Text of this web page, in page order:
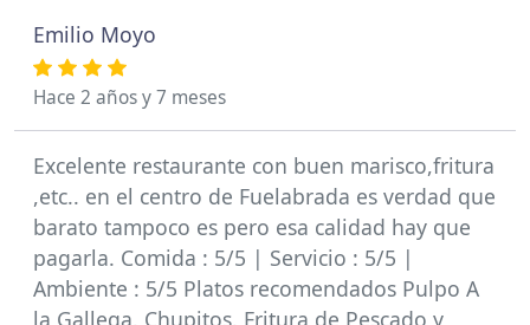
Emilio Moyo
Hace 2 años y 7 meses
Excelente restaurante con buen marisco,fritura
,etc.. en el centro de Fuelabrada es verdad que
barato tampoco es pero esa calidad hay que
pagarla. Comida : 5/5 | Servicio : 5/5 |
Ambiente : 5/5 Platos recomendados Pulpo A
la Gallega, Chupitos, Fritura de Pescado y